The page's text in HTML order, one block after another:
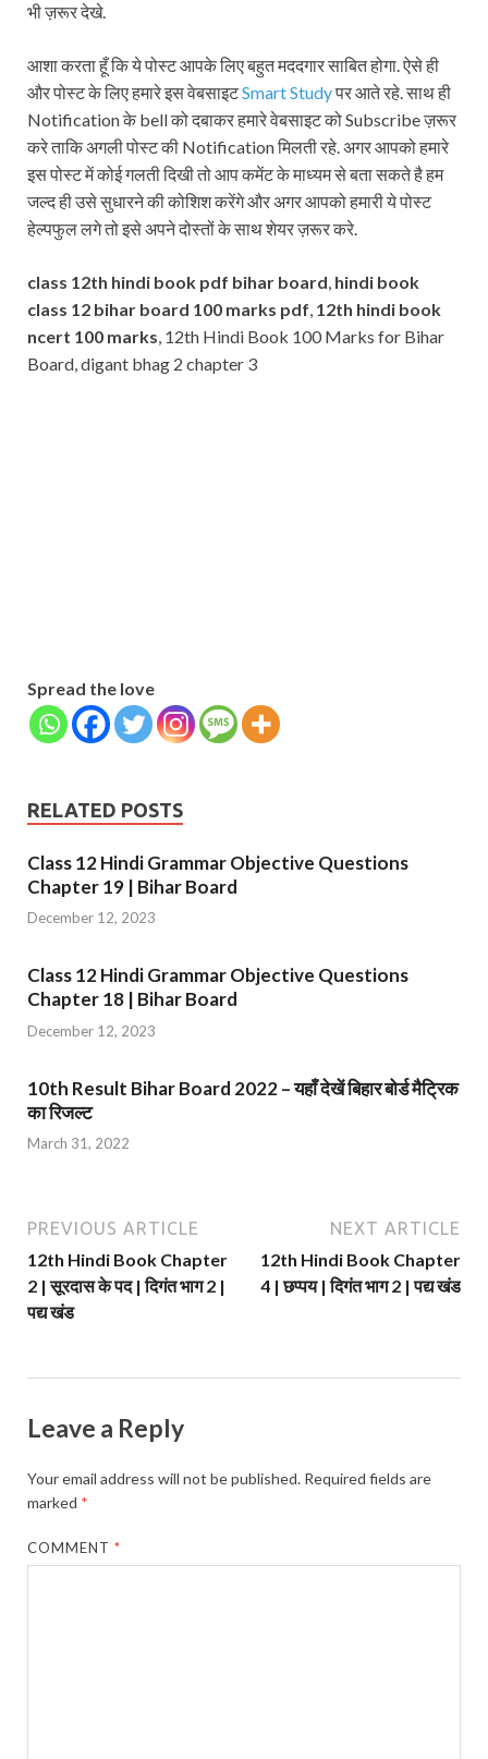
भी ज़रूर देखे.
आशा करता हूँ कि ये पोस्ट आपके लिए बहुत मददगार साबित होगा. ऐसे ही
और पोस्ट के लिए हमारे इस वेबसाइटSmart Studyपर आते रहे. साथ ही
Notification के bell को दबाकर हमारे वेबसाइट को Subscribe ज़रूर
करे ताकि अगली पोस्ट की Notification मिलती रहे. अगर आपको हमारे
इस पोस्ट में कोई गलती दिखी तो आप कमेंट के माध्यम से बता सकते है हम
जल्द ही उसे सुधारने की कोशिश करेंगे और अगर आपको हमारी ये पोस्ट
हेल्पफुल लगे तो इसे अपने दोस्तों के साथ शेयर ज़रूर करे.
class 12th hindi book pdf bihar board, hindi book
class 12 bihar board 100 marks pdf, 12th hindi book
ncert 100 marks, 12th Hindi Book 100 Marks for Bihar
Board, digant bhag 2 chapter 3
Spread the love
RELATED POSTS
Class 12 Hindi Grammar Objective Questions
Chapter 19 | Bihar Board
December 12, 2023
Class 12 Hindi Grammar Objective Questions
Chapter 18 | Bihar Board
December 12, 2023
10th Result Bihar Board 2022 – यहाँ देखें बिहार बोर्ड मैट्रिक
का रिजल्ट
March 31, 2022
PREVIOUS ARTICLE
12th Hindi Book Chapter
2 | सूरदास के पद | दिगंत भाग 2 |
पद्य खंड
NEXT ARTICLE
12th Hindi Book Chapter
4 | छप्पय | दिगंत भाग 2 | पद्य खंड
Leave a Reply
Your email address will not be published. Required fields are
marked *
COMMENT*